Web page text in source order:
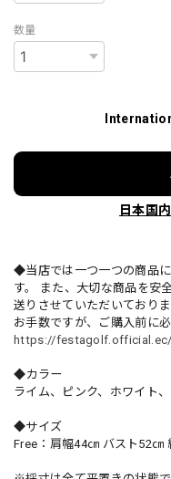
数量
日本国
◆当店では一つ一つの商品
す。 また、大切な商品を安
送りさせていただいており
お手数ですが、ご購入前に
https://
◆カラー
ライム、ピンク、ホワイト
◆サイズ
Free：肩幅44㎝ バスト52㎝